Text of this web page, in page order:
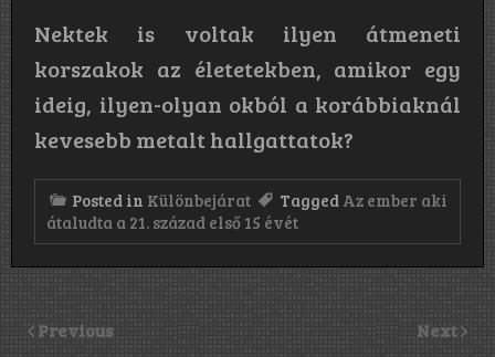
Nektek is voltak ilyen átmeneti
korszakok az életetekben, amikor egy
ideig, ilyen-olyan okból a korábbiaknál
kevesebb metalt hallgattatok?
Posted in Különbejárat Tagged Az ember aki
átaludta a 21. század első 15 évét
Previous Next